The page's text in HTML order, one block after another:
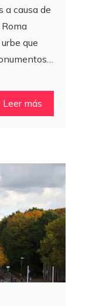
a causa de
que
Leer más